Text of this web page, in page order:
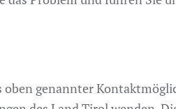
genannter